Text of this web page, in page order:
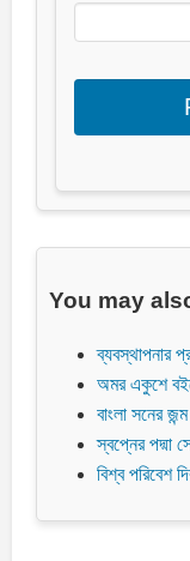
You may
ব্যবস্থাপনার
অমর একুশে
বাংলা সনের
স্বপ্নের পদ্মা
বিশ্ব